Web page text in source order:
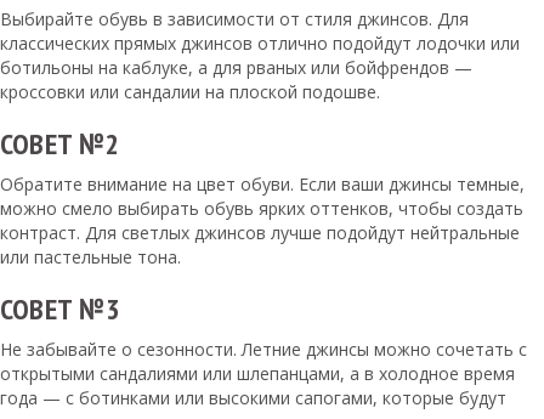
Выбирайте обувь в зависимости от стиля джинсов. Для
классических прямых джинсов отлично подойдут лодочки или
ботильоны на каблуке, а для рваных или бойфрендов —
кроссовки или сандалии на плоской подошве.
СОВЕТ №2
Обратите внимание на цвет обуви. Если ваши джинсы темные,
можно смело выбирать обувь ярких оттенков, чтобы создать
контраст. Для светлых джинсов лучше подойдут нейтральные
или пастельные тона.
СОВЕТ №3
Не забывайте о сезонности. Летние джинсы можно сочетать с
открытыми сандалиями или шлепанцами, а в холодное время
года — с ботинками или высокими сапогами, которые будут